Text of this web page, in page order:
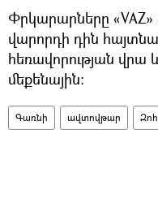
Փրկարարները
վարորդի դին
հեռավորության
մեքենային:
Գառնի ավտովթար Զոհ